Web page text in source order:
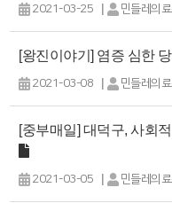
2021-03-25 | 민들레의
[왕진이야기] 염증 심한
2021-03-08 | 민들레의
[중부매일] 대덕구, 사회
2021-03-05 | 민들레의